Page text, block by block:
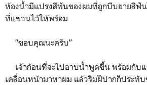
ห้องน้ำมีแปรงสีฟันของผมที่ถูกบีบยายสีฟั
ที่แขวนไว้ให้พร้อม
“ขอบคุณนะครับ”
เจ้าก้อนที่จะไปอาบน้ำพูดขึ้น พร้อมกับ
เคลื่อนหน้ามาหาผม แล้วริมฝีปากก็ประทับ